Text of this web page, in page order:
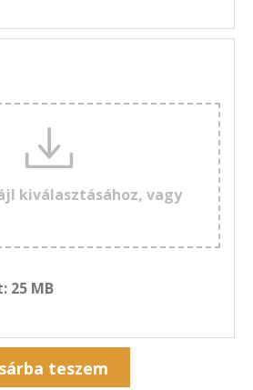
kiválasztásához, vagy
25 MB
teszem